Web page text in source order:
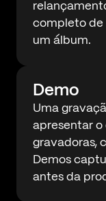
completo de
um álbum.
Demo
Uma
apresentar o
gravadoras,
Demos
antes da